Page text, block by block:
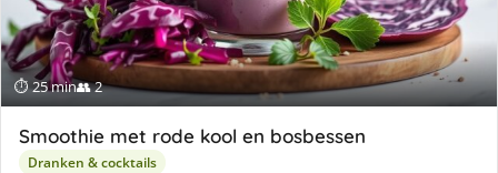
⏱ 25 min👥 2
Smoothie met rode kool en bosbessen
Dranken & cocktails